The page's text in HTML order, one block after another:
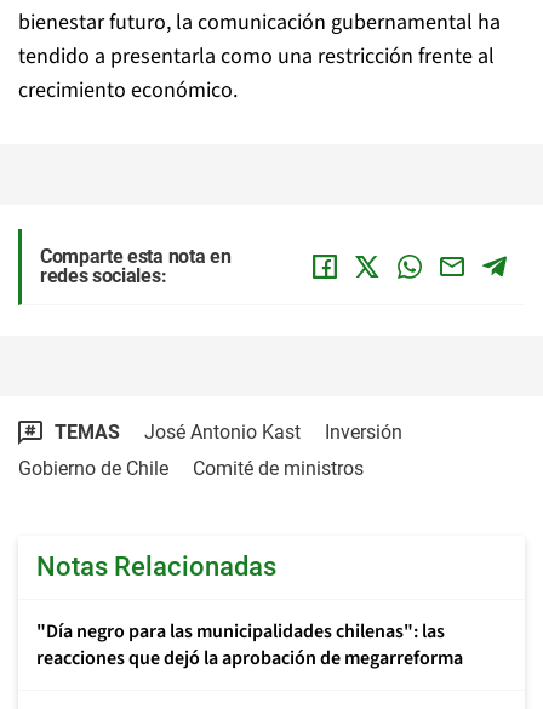
bienestar futuro, la comunicación gubernamental ha
tendido a presentarla como una restricción frente al
crecimiento económico.
Comparte esta nota en
redes sociales:
TEMAS José Antonio Kast
Inversión
Gobierno de Chile
Comité de ministros
Notas Relacionadas
"Día negro para las municipalidades chilenas": las
reacciones que dejó la aprobación de megarreforma